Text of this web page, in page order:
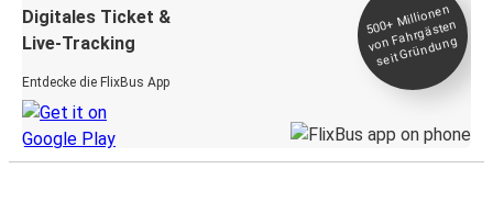
Digitales Ticket &
Live-Tracking
Entdecke die FlixBus App
500+
Millionen
von Fahrgästen
seit
Gründung